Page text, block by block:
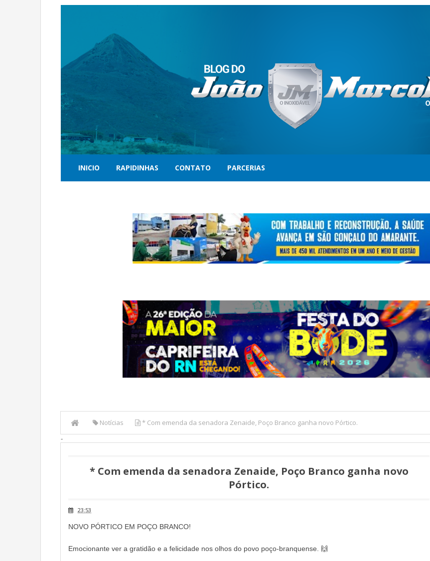
INICIO RAPIDINHAS CONTATO PARCERIAS
Notícias
* Com emenda da senadora Zenaide, Poço Branco ganha novo Pórtico.
-
* Com emenda da senadora Zenaide, Poço Branco ganha novo
Pórtico.
23:53
NOVO PÓRTICO EM POÇO BRANCO!
Emocionante ver a gratidão e a felicidade nos olhos do povo poço-branquense. 🙌